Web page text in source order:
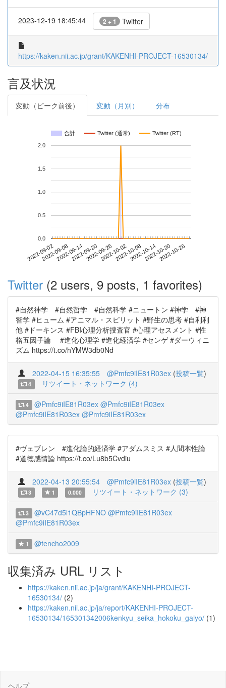
2023-12-19 18:45:44 2 + 1 Twitter
https://kaken.nii.ac.jp/grant/KAKENHI-PROJECT-16530134/
言及状況
変動（ピーク前後） 変動（月別） 分布
合計 Twitter (通常) Twitter (RT)
2022-09-022022-09-082022-09-142022-09-202022-09-262022-10-022022-10-082022-10-142022-10-202022-10-26
0.0
0.5
1.0
1.5
2.0
Twitter (2 users, 9 posts, 1 favorites)
#自然神学 #自然哲学 #自然科学 #ニュートン #神学 #神
智学 #ヒューム #アニマル・スピリット #野生の思考 #自利利
他 #ドーキンス #FBI心理分析捜査官 #心理アセスメント #性
格五因子論 #進化心理学 #進化経済学 #センゲ #ダーウィニ
ズム https://t.co/hYMW3db0Nd
2022-04-15 16:35:55 @Pmfc9iIE81R03ex (投稿一覧)
4 リツイート・ネットワーク (4)
4 @Pmfc9iIE81R03ex @Pmfc9iIE81R03ex
@Pmfc9iIE81R03ex @Pmfc9iIE81R03ex
#ヴェブレン #進化論的経済学 #アダムスミス #人間本性論
#道徳感情論 https://t.co/Lu8b5Cvdiu
2022-04-13 20:55:54 @Pmfc9iIE81R03ex (投稿一覧)
3 1 0.000 リツイート・ネットワーク (3)
3 @vC47d5l1QBpHFNO @Pmfc9iIE81R03ex
@Pmfc9iIE81R03ex
1 @tencho2009
収集済み URL リスト
https://kaken.nii.ac.jp/ja/grant/KAKENHI-PROJECT-
16530134/ (2)
https://kaken.nii.ac.jp/ja/report/KAKENHI-PROJECT-
16530134/165301342006kenkyu_seika_hokoku_gaiyo/ (1)
ヘルプ